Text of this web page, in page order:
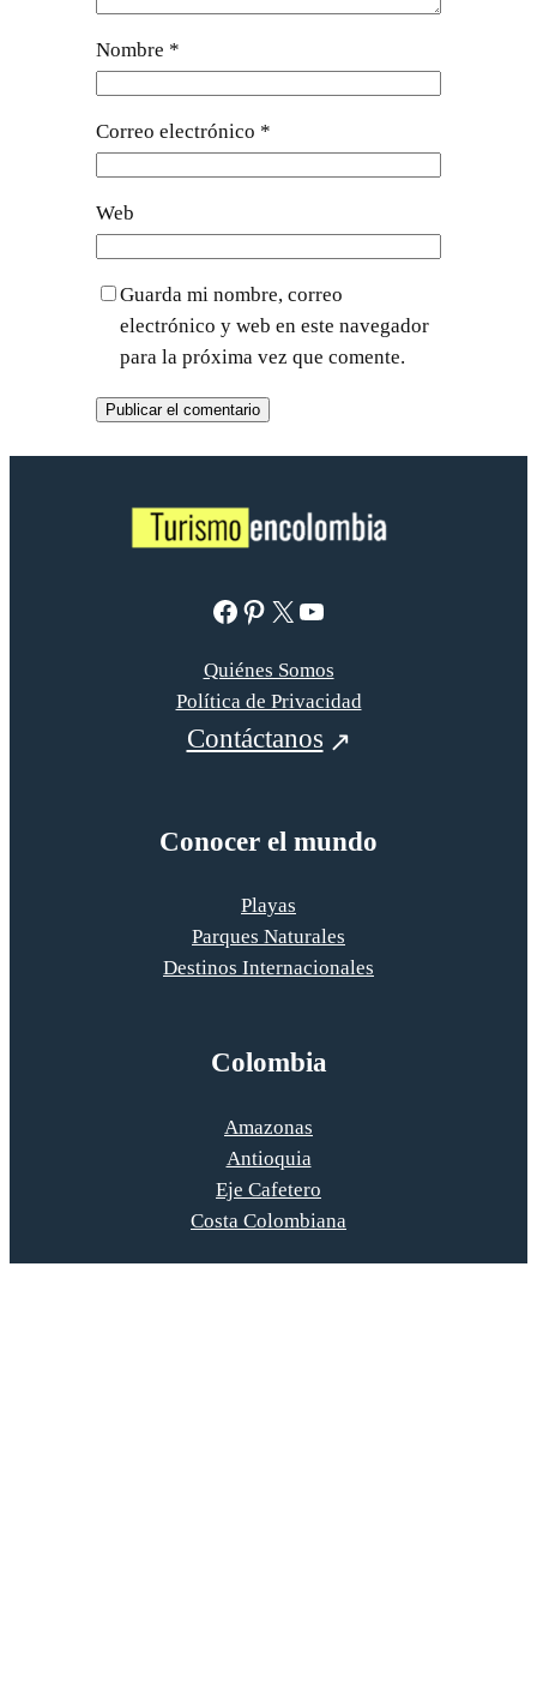
Nombre *
Correo electrónico *
Web
Guarda mi nombre, correo
electrónico y web en este navegador
para la próxima vez que comente.
Facebook Pinterest X YouTube
Quiénes Somos
Política de Privacidad
Contáctanos
Conocer el mundo
Playas
Parques Naturales
Destinos Internacionales
Colombia
Amazonas
Antioquia
Eje Cafetero
Costa Colombiana